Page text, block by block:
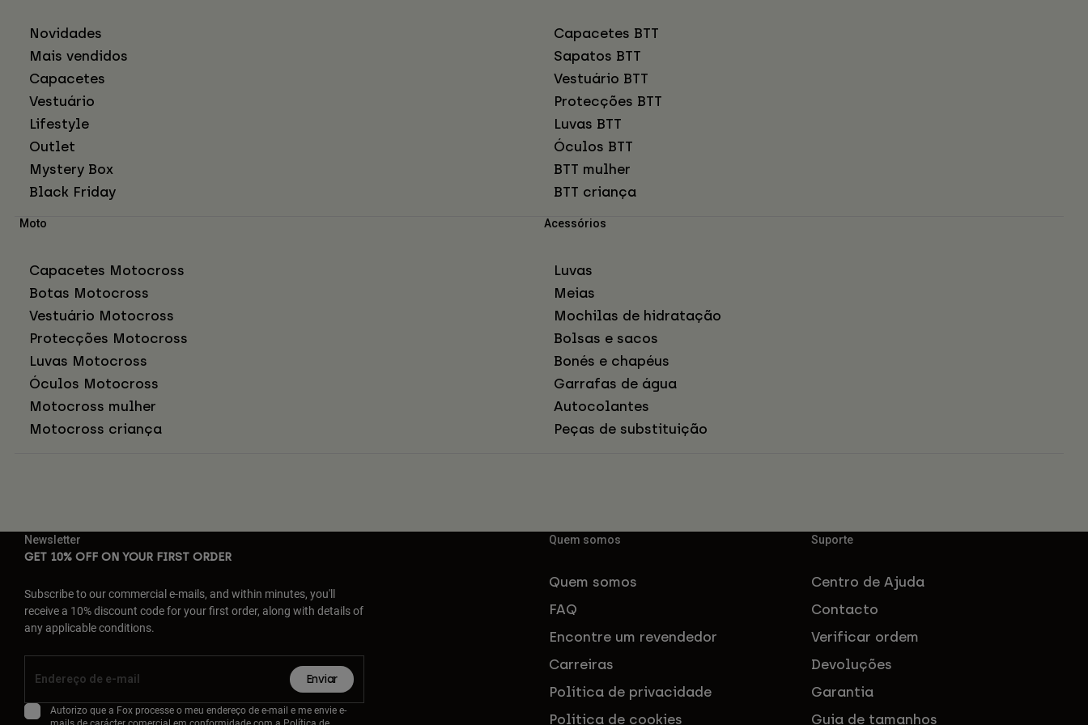
Novidades
Mais vendidos
Capacetes
Vestuário
Lifestyle
Outlet
Mystery Box
Black Friday
Capacetes BTT
Sapatos BTT
Vestuário BTT
Protecções BTT
Luvas BTT
Óculos BTT
BTT mulher
BTT criança
Moto
Capacetes Motocross
Botas Motocross
Vestuário Motocross
Protecções Motocross
Luvas Motocross
Óculos Motocross
Motocross mulher
Motocross criança
Acessórios
Luvas
Meias
Mochilas de hidratação
Bolsas e sacos
Bonés e chapéus
Garrafas de água
Autocolantes
Peças de substituição
Newsletter
GET 10% OFF ON YOUR FIRST ORDER
Subscribe to our commercial e-mails, and within minutes, you'll
receive a 10% discount code for your first order, along with details of
any applicable conditions.
Enviar
Autorizo que a Fox processe o meu endereço de e-mail e me envie e-
Quem somos
Quem somos
FAQ
Encontre um revendedor
Carreiras
Política de privacidade
Política de cookies
Suporte
Centro de Ajuda
Contacto
Verificar ordem
Devoluções
Garantia
Guia de tamanhos